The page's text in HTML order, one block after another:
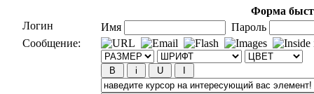
Форма
Логин
Имя
Пароль
Сообщение: